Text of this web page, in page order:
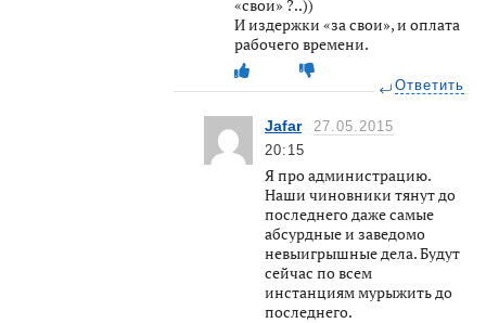
«свои» ?..))
И издержки «за свои», и оплата
рабочего времени.
Ответить
Jafar
27.05.2015
20:15
Я про администрацию.
Наши чиновники тянут до
последнего даже самые
абсурдные и заведомо
невыигрышные дела. Будут
сейчас по всем
инстанциям мурыжить до
последнего.